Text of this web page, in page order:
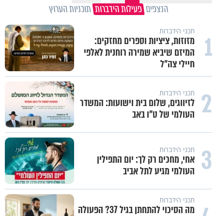
הנצפים פעילות הידברות תוכניות הערוץ
1 תכני הידברות
מזוזות, ציציות וספרים מחזקים:
המיזם שיביא שמירה רוחנית לאלפי
חיילי צה"ל
2 תכני הידברות
לזיווגים, שלום בית וישועות: המשדר
העולמי של ט"ו באב
3 תכני הידברות
אחי, מחכים רק לך: יום התפילין
העולמי מגיע לתל אביב
תכני הידברות
מה הסיכוי להתחתן בגיל 37? הפעולה